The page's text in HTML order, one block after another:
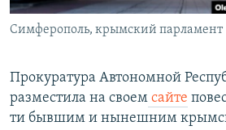
ELIFBE
УКРАИНСКАЯ ПРОБЛЕМА КРЫМА
Симферополь, крымский парламент
Прокуратура Автономной
разместила на своем сайте
ти бывшим и нынешним